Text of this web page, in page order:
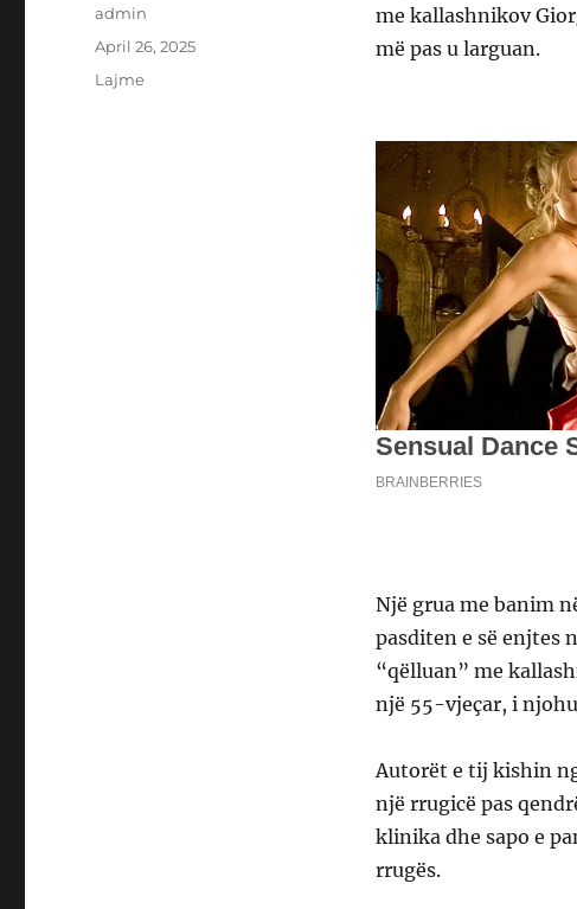
me kallashnikov
më pas u larguan.
Një grua me banim
pasditen e së enjtes
“qëlluan” me
një 55-vjeçar, i
Autorët e tij kishin
një rrugicë pas
klinika dhe sapo e
rrugës.
Author
admin
Posted
April 26, 2025
Categories
Lajme